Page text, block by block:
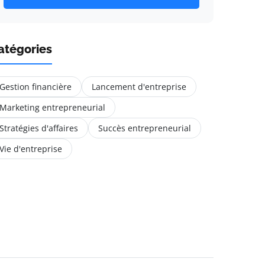
financière
Lancement d'entreprise
entrepreneurial
d'affaires
Succès entrepreneurial
d'entreprise